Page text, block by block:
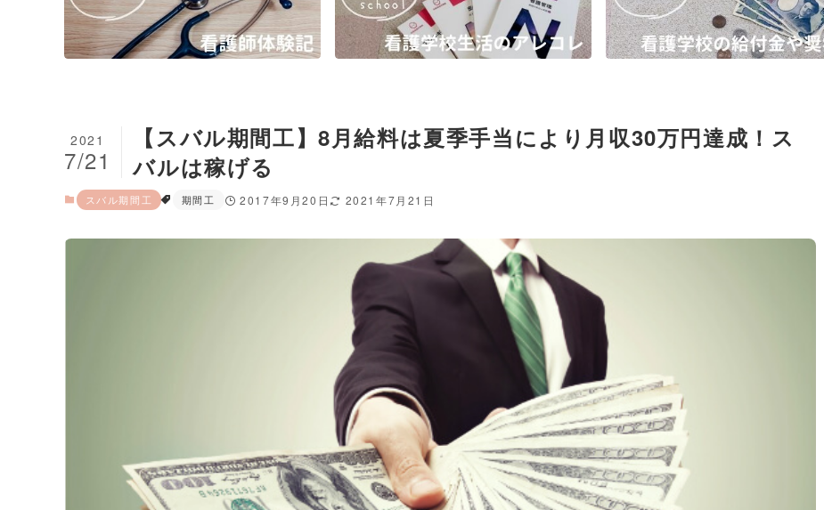
【スバル期間工】8月給料は夏季手当により月収30万円達成！ス
バルは稼げる
2021
7/21
スバル期間工 期間工 2017年9月20日 2021年7月21日